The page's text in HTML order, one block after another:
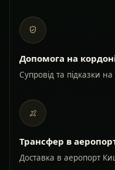
Допомога на
Супровід та підказки
Трансфер в
Доставка в аеропорт